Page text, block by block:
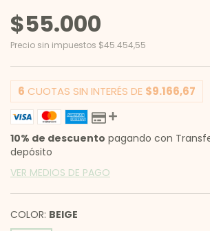
$55.000
Precio sin impuestos $45.454,55
6 CUOTAS SIN INTERÉS DE $9.166,67
10% de descuento pagando con
depósito
VER MEDIOS DE PAGO
COLOR: BEIGE